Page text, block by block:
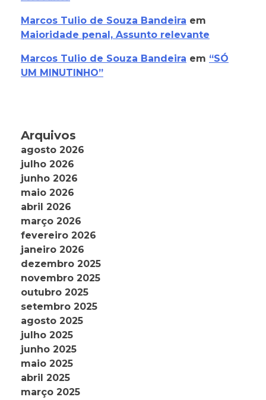
Marcos Tulio de Souza Bandeira em
Maioridade penal, Assunto relevante
Marcos Tulio de Souza Bandeira em “SÓ
UM MINUTINHO”
Arquivos
agosto 2026
julho 2026
junho 2026
maio 2026
abril 2026
março 2026
fevereiro 2026
janeiro 2026
dezembro 2025
novembro 2025
outubro 2025
setembro 2025
agosto 2025
julho 2025
junho 2025
maio 2025
abril 2025
março 2025